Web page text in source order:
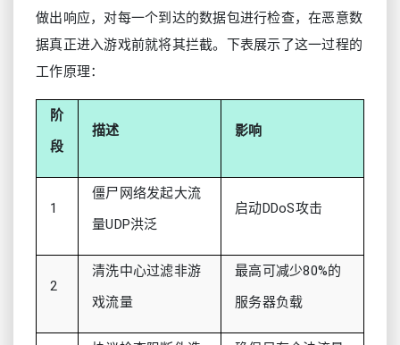
做出响应，对每一个到达的数据包进行检查，在恶意数
据真正进入游戏前就将其拦截。下表展示了这一过程的
工作原理：
阶
段
描述 影响
1
僵尸网络发起大流
量UDP洪泛
启动DDoS攻击
2
清洗中心过滤非游
戏流量
最高可减少80%的
服务器负载